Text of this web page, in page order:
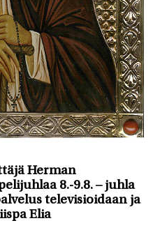
Herman
8.-9.8. – juhla
televisioidaan ja
Elia